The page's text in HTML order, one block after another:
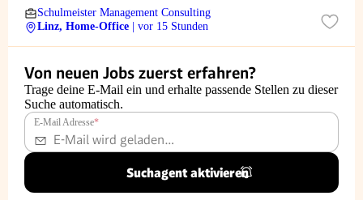
Schulmeister Management Consulting
Linz, Home-Office
| vor 15 Stunden
Von neuen Jobs zuerst erfahren?
Trage deine E-Mail ein und erhalte passende Stellen zu dieser
Suche automatisch.
E-Mail Adresse*
Suchagent aktivieren